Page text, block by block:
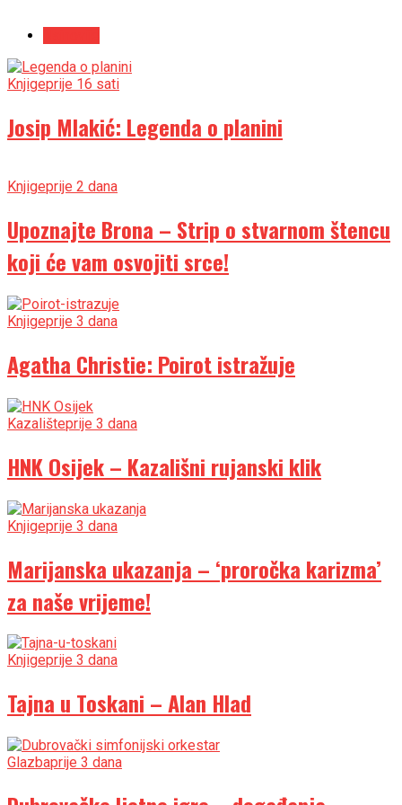
Knjigeprije 16 sati
Josip Mlakić: Legenda o planini
Knjigeprije 2 dana
Upoznajte Brona – Strip o stvarnom štencu
koji će vam osvojiti srce!
Knjigeprije 3 dana
Agatha Christie: Poirot istražuje
Kazališteprije 3 dana
HNK Osijek – Kazališni rujanski klik
Knjigeprije 3 dana
Marijanska ukazanja – ‘proročka karizma’
za naše vrijeme!
Knjigeprije 3 dana
Tajna u Toskani – Alan Hlad
Glazbaprije 3 dana